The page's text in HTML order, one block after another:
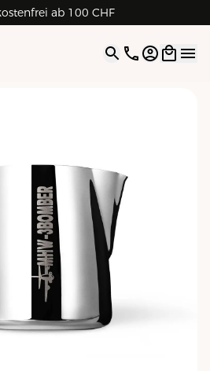
ab 100 CHF
4.9| 5.0 Google
Open